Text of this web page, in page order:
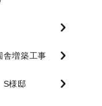
舎増築工事
様邸